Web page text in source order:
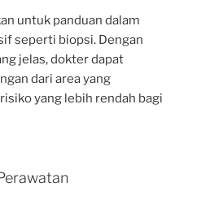
untuk panduan dalam
seperti biopsi. Dengan
jelas, dokter dapat
dari area yang
yang lebih rendah bagi